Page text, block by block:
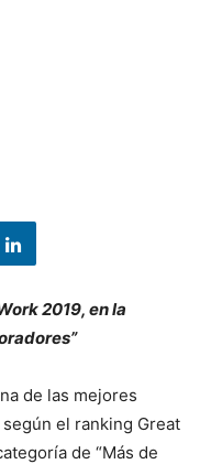
2019, en la
de las mejores
el ranking Great
de “Más de